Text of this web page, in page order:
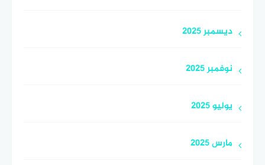
ديسمبر 2025
نوفمبر 2025
يوليو 2025
مارس 2025